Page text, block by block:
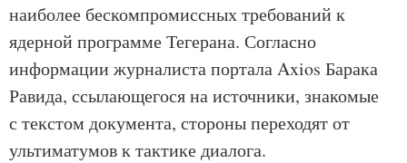
наиболее бескомпромиссных требований к
ядерной программе Тегерана. Согласно
информации журналиста портала Axios Барака
Равида, ссылающегося на источники, знакомые
с текстом документа, стороны переходят от
ультиматумов к тактике диалога.